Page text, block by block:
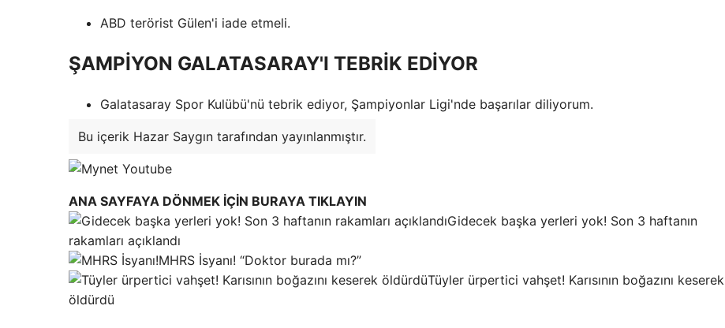
ABD terörist Gülen'i iade etmeli.
ŞAMPİYON GALATASARAY'I TEBRİK EDİYOR
Galatasaray Spor Kulübü'nü tebrik ediyor, Şampiyonlar Ligi'nde başarılar diliyorum.
Bu içerik Hazar Saygın tarafından yayınlanmıştır.
ANA SAYFAYA DÖNMEK İÇİN BURAYA TIKLAYIN
Gidecek başka yerleri yok! Son 3 haftanın
rakamları açıklandı
MHRS İsyanı! “Doktor burada mı?”
Tüyler ürpertici vahşet! Karısının boğazını keserek
öldürdü